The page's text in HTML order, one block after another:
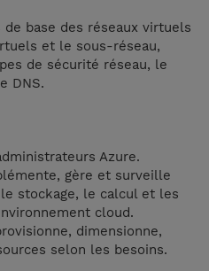
base des réseaux virtuels
et le sous-réseau,
de sécurité réseau, le
DNS.
Azure.
gère et surveille
stockage, le calcul et les
cloud.
dimensionne,
selon les besoins.